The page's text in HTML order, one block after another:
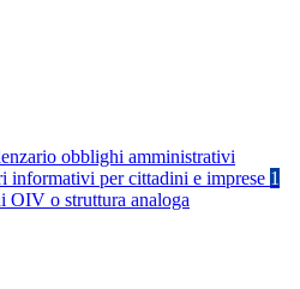
obblighi amministrativi
informativi per cittadini e imprese 1
OIV o struttura analoga